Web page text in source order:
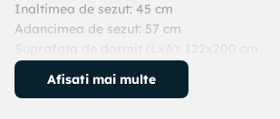
Inaltimea de sezut: 45 cm
Adancimea de sezut: 57 cm
Suprafata de dormit (LxA): 122x200 cm
Picioare din plastic
Inaltimea raftului inferior de la podea: 2 cm
Afisati mai multe